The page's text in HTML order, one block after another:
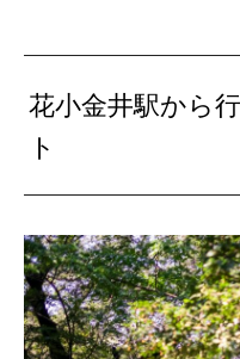
花小金井駅から
ト